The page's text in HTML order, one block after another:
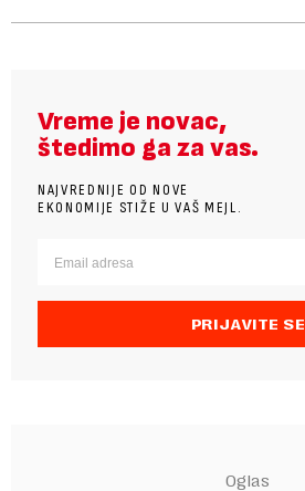
Vreme je novac,
štedimo ga za vas.
NAJVREDNIJE OD NOVE
EKONOMIJE STIŽE U VAŠ MEJL.
PRIJAVITE SE